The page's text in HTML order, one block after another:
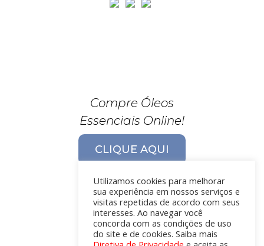
Compre Óleos
Essenciais Online!
CLIQUE AQUI
Utilizamos cookies para melhorar
sua experiência em nossos serviços e
visitas repetidas de acordo com seus
interesses. Ao navegar você
concorda com as condições de uso
do site e de cookies. Saiba mais